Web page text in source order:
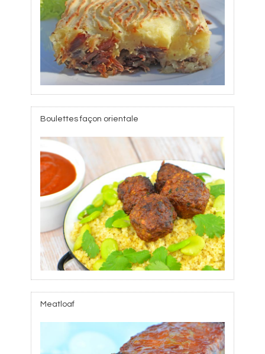
Boulettes façon orientale
Meatloaf